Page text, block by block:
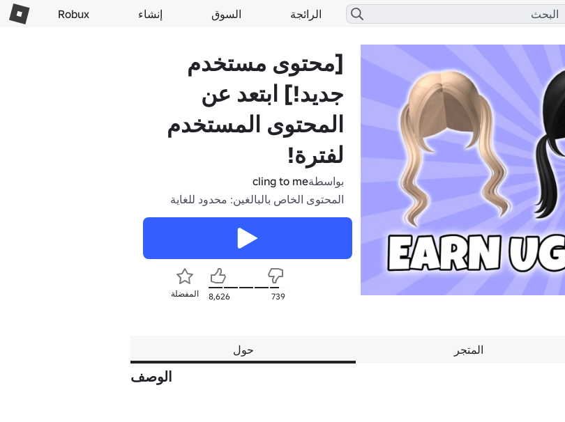
الرائجة السوق إنشاء Robux
[محتوى مستخدم
جديد!] ابتعد عن
المحتوى المستخدم
لفترة!
بواسطةcling to me
المحتوى الخاص بالبالغين: محدود للغاية
المفضلة 8,626 739
حول المتجر
الوصف